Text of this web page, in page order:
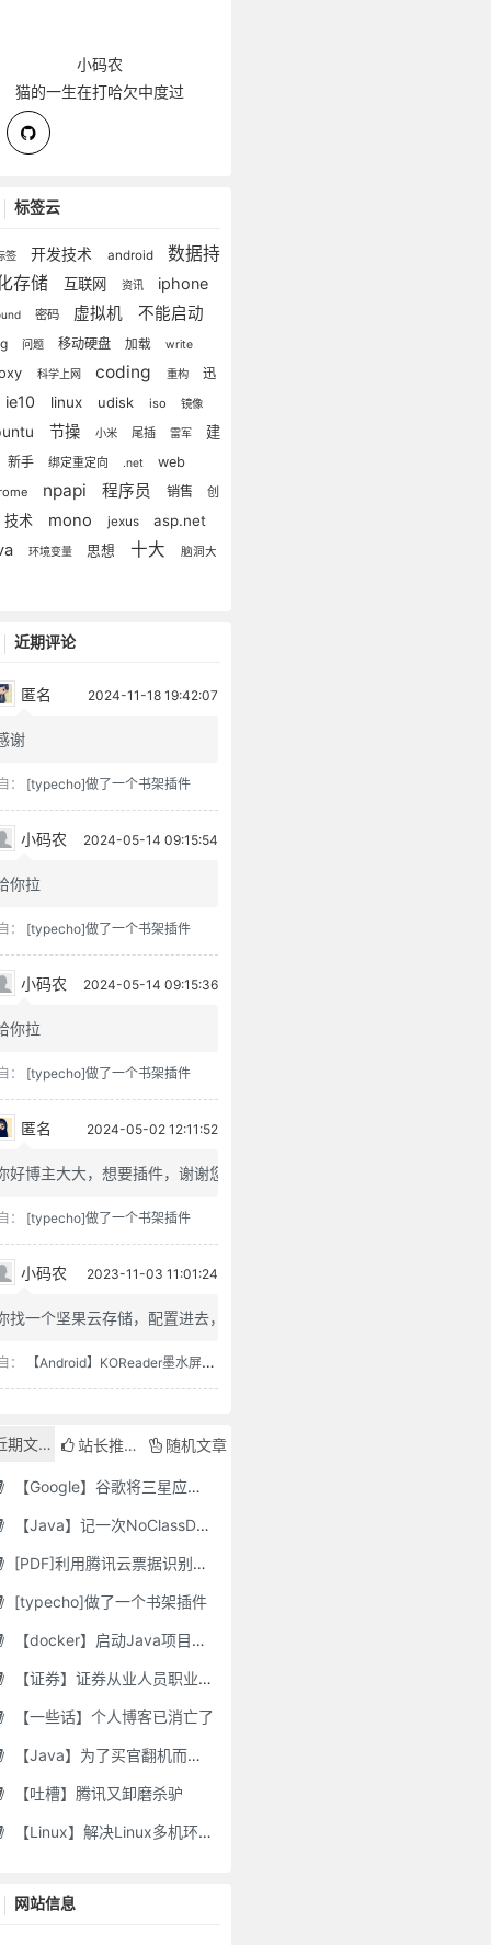
小码农
猫的一生在打哈欠中度过
标签云
签 开发技术 android
数据持
存储
互联网 资讯 iphone
密码 虚拟机 不能启动
问题 移动硬盘 加载 write
科学上网 coding 重构 迅
ie10 linux udisk iso 镜像
节操 小米 尾插 雷军 建
新手 绑定重定向 .net web
npapi 程序员 销售 创
技术 mono jexus asp.net
环境变量 思想 十大 脑洞大
近期评论
匿名 2024-11-18 19:42:07
谢
： [typecho]做了一个书架插件
小码农 2024-05-14 09:15:54
你拉
： [typecho]做了一个书架插件
小码农 2024-05-14 09:15:36
你拉
： [typecho]做了一个书架插件
匿名 2024-05-02 12:11:52
好博主大大，想要插件，谢谢您
： [typecho]做了一个书架插件
小码农 2023-11-03 11:01:24
找一个坚果云存储，配置进去，...
： 【Android】KOReader墨水屏用阅读器
期文章 站长推荐 随机文章
【Google】谷歌将三星应用程序标记为“有害”，并要求用户删除它们
【Java】记一次NoClassDefFoundError错误修复
[PDF]利用腾讯云票据识别接口自动修改PDF文件名
[typecho]做了一个书架插件
【docker】启动Java项目报GC Thread
【证券】证券从业人员职业道德要求及常见违规行为
【一些话】个人博客已消亡了
【Java】为了买官翻机而写的代码-DJI Stock Checker
【吐槽】腾讯又卸磨杀驴
【Linux】解决Linux多机环境UID/GID不一致导致的备份权限问题
网站信息